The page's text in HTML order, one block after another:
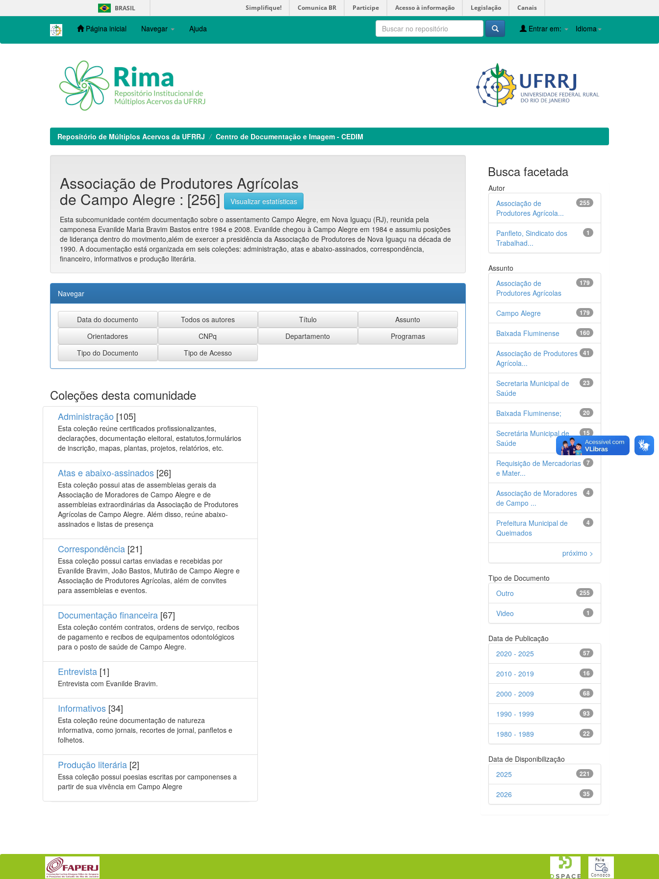
navigation
BRASIL Simplifique! Comunica BR Participe Acesso à informação Legislação Canais
Página inicial Navegar Ajuda Idioma
Entrar em:
Repositório de Múltiplos Acervos da UFRRJ Centro de Documentação e Imagem - CEDIM
Associação de Produtores Agrícolas
de Campo Alegre : [256]
Visualizar estatísticas
Esta subcomunidade contém documentação sobre o assentamento Campo Alegre, em Nova Iguaçu (RJ), reunida pela
camponesa Evanilde Maria Bravim Bastos entre 1984 e 2008. Evanilde chegou à Campo Alegre em 1984 e assumiu posições
de liderança dentro do movimento,além de exercer a presidência da Associação de Produtores de Nova Iguaçu na década de
1990. A documentação está organizada em seis coleções: administração, atas e abaixo-assinados, correspondência,
financeiro, informativos e produção literária.
Navegar
Coleções desta comunidade
Administração [105]
Esta coleção reúne certificados profissionalizantes,
declarações, documentação eleitoral, estatutos,formulários
de inscrição, mapas, plantas, projetos, relatórios, etc.
Atas e abaixo-assinados [26]
Esta coleção possui atas de assembleias gerais da
Associação de Moradores de Campo Alegre e de
assembleias extraordinárias da Associação de Produtores
Agrícolas de Campo Alegre. Além disso, reúne abaixo-
assinados e listas de presença
Correspondência [21]
Essa coleção possui cartas enviadas e recebidas por
Evanilde Bravim, João Bastos, Mutirão de Campo Alegre e
Associação de Produtores Agrícolas, além de convites
para assembleias e eventos.
Documentação financeira [67]
Esta coleção contém contratos, ordens de serviço, recibos
de pagamento e recibos de equipamentos odontológicos
para o posto de saúde de Campo Alegre.
Entrevista [1]
Entrevista com Evanilde Bravim.
Informativos [34]
Esta coleção reúne documentação de natureza
informativa, como jornais, recortes de jornal, panfletos e
folhetos.
Produção literária [2]
Essa coleção possui poesias escritas por camponenses a
partir de sua vivência em Campo Alegre
Busca facetada
Autor
255
Associação de
Produtores Agrícola...
1
Panfleto, Sindicato dos
Trabalhad...
Assunto
179
Associação de
Produtores Agrícolas
179
Campo Alegre
160
Baixada Fluminense
41
Associação de Produtores
Agrícola...
23
Secretaria Municipal de
Saúde
20
Baixada Fluminense;
15
Secretária Municipal de
Saúde
7
Requisição de Mercadorias
e Mater...
4
Associação de Moradores
de Campo ...
4
Prefeitura Municipal de
Queimados
próximo >
Tipo de Documento
255
Outro
1
Video
Data de Publicação
57
2020 - 2025
16
2010 - 2019
68
2000 - 2009
93
1990 - 1999
22
1980 - 1989
Data de Disponibilização
221
2025
35
2026